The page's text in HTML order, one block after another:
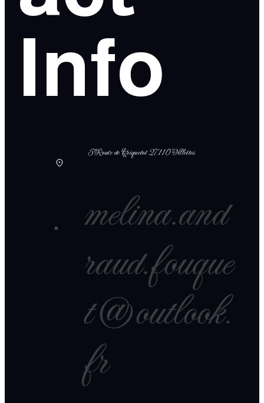
Info
5 Route de Criquetot 27110 Villettes
melina.and
raud.fouque
t@outlook.
fr